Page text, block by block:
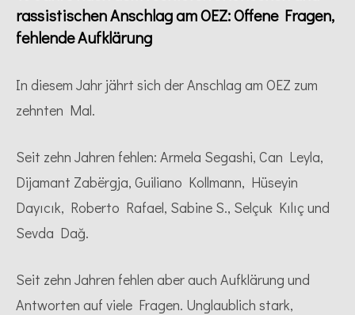
rassistischen Anschlag am OEZ: Offene Fragen,
fehlende Aufklärung
In diesem Jahr jährt sich der Anschlag am OEZ zum
zehnten Mal.
Seit zehn Jahren fehlen: Armela Segashi, Can Leyla,
Dijamant Zabërgja, Guiliano Kollmann, Hüseyin
Dayıcık, Roberto Rafael, Sabine S., Selçuk Kılıç und
Sevda Dağ.
Seit zehn Jahren fehlen aber auch Aufklärung und
Antworten auf viele Fragen. Unglaublich stark,